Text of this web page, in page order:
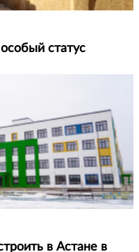
статус
в Астане в